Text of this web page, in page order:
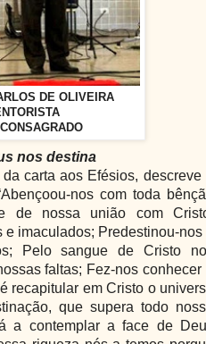
DE OLIVEIRA
nos destina
carta aos Efésios, descreve
nos com toda
de nossa união com
e imaculados; Predestinou-nos
Pelo sangue de Cristo
faltas; Fez-nos conhecer
recapitular em Cristo o
que supera todo
a contemplar a face de